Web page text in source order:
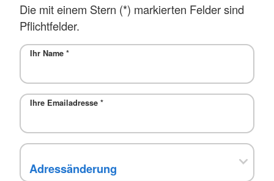
Die mit einem Stern (*) markierten Felder sind
Pflichtfelder.
Ihr Name *
Ihre Emailadresse *